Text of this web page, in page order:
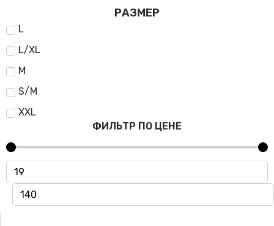
РАЗМЕР
L
L/XL
M
S/M
XXL
ФИЛЬТР ПО ЦЕНЕ